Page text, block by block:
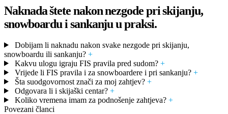
Naknada štete nakon nezgode pri skijanju,
snowboardu i sankanju u praksi.
Dobijam li naknadu nakon svake nezgode pri skijanju,
snowboardu ili sankanju? +
Kakvu ulogu igraju FIS pravila pred sudom? +
Vrijede li FIS pravila i za snowboardere i pri sankanju? +
Šta suodgovornost znači za moj zahtjev? +
Odgovara li i skijaški centar? +
Koliko vremena imam za podnošenje zahtjeva? +
Povezani članci